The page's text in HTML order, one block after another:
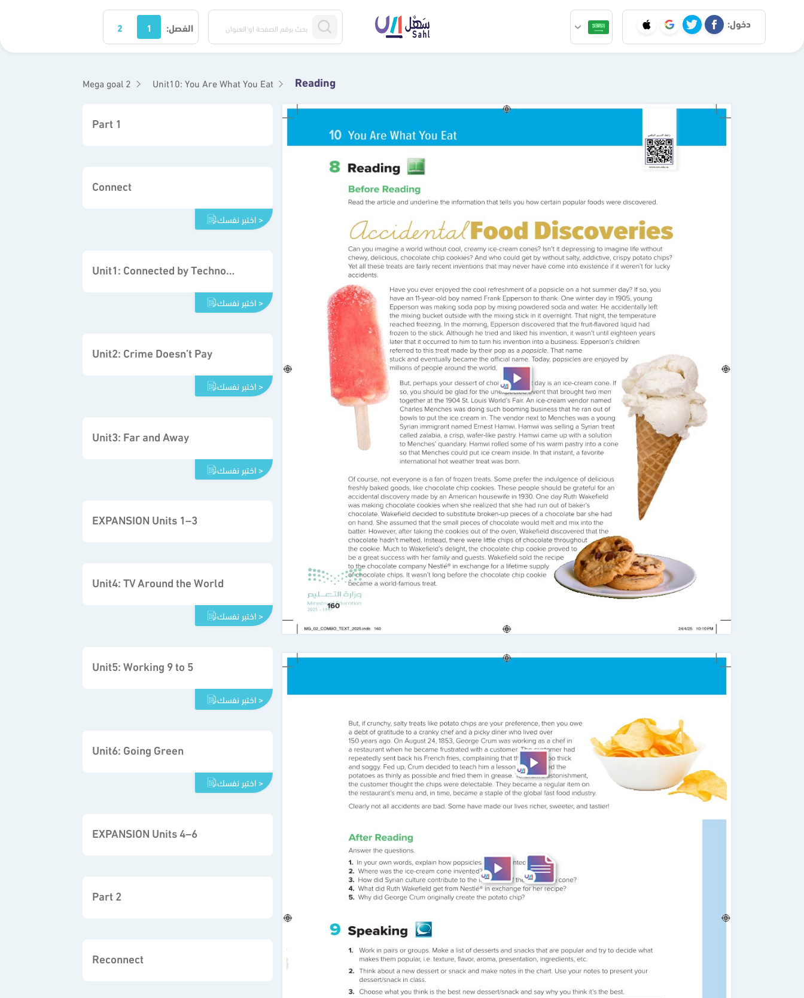
دخول: الفصل: 1
2
Mega goal 2 Unit10: You Are What You Eat Reading
Part 1
Connect
اختبر نفسك >
Unit1: Connected by Technology
اختبر نفسك >
Unit2: Crime Doesn’t Pay
اختبر نفسك >
Unit3: Far and Away
اختبر نفسك >
EXPANSION Units 1–3
Unit4: TV Around the World
اختبر نفسك >
Unit5: Working 9 to 5
اختبر نفسك >
Unit6: Going Green
اختبر نفسك >
EXPANSION Units 4–6
Part 2
Reconnect